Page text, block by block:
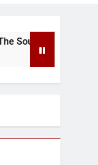
2026 dengan